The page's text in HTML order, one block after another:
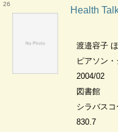
26
Health Talk
渡邉容子
ピアソン
2004/02
図書館
シラバスコ
830.7